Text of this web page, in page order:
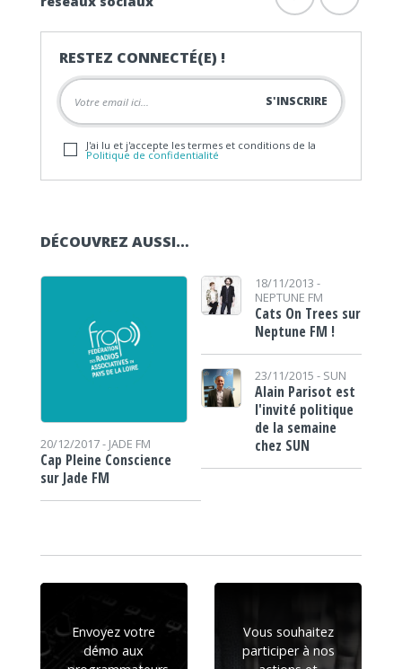
RESTEZ CONNECTÉ(E) !
J'ai lu et j'accepte les termes et conditions de la
Politique de confidentialité
DÉCOUVREZ AUSSI…
20/12/2017 - JADE FM
Cap Pleine Conscience
sur Jade FM
18/11/2013 -
NEPTUNE FM
Cats On Trees sur
Neptune FM !
23/11/2015 - SUN
Alain Parisot est
l'invité politique
de la semaine
chez SUN
Envoyez votre
démo aux
Vous souhaitez
participer à nos